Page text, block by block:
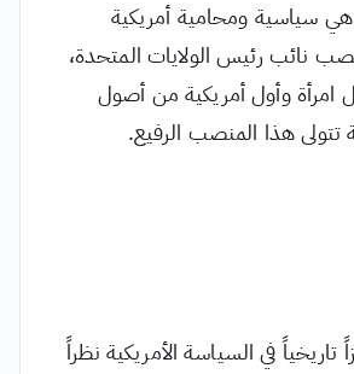
هي سياسية ومحامية أمريكية
نائب رئيس الولايات المتحدة،
امرأة وأول أمريكية من أصول
تتولى هذا المنصب الرفيع.
في السياسة الأمريكية نظراً